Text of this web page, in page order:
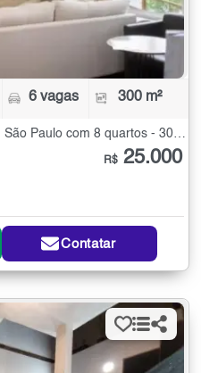
6 vagas 300 m²
Sobrado para Alugar no Jardim São Paulo com 8 quartos - 300 m²
R$ 25.000
Contatar